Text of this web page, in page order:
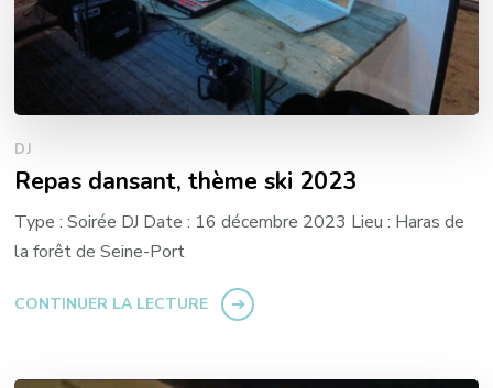
DJ
Repas dansant, thème ski 2023
Type : Soirée DJ Date : 16 décembre 2023 Lieu : Haras de
la forêt de Seine-Port
CONTINUER LA LECTURE